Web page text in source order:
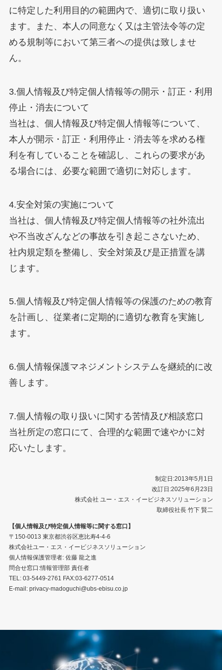
に特定した利用目的の範囲内で、適切に取り扱い
ます。また、本人の同意なく又は主管法令等の定
める規制等において第三者への提供は致しませ
ん。
3.個人情報及び特定個人情報等の開示・訂正・利用
停止・消去について
当社は、個人情報及び特定個人情報等について、
本人が開示・訂正・利用停止・消去等を求める権
利を有していることを確認し、これらの要求があ
る場合には、必要な範囲で適切に対応します。
4.安全対策の実施について
当社は、個人情報及び特定個人情報等の社外流出
や不当改ざんなどの事故を引き起こさないため、
社内規定類を整備し、安全対策及び是正措置を講
じます。
5.個人情報及び特定個人情報等の保護のための教育
を計画し、従業者に定期的に適切な教育を実施し
ます。
6.個人情報保護マネジメントシステムを継続的に改
善します。
7.個人情報の取り扱いに関する苦情及び相談窓口
当社所定の窓口にて、合理的な範囲で速やかに対
応いたします。
制定日:2013年5月1日
改訂日:2025年6月23日
株式会社 ユー・エス・イービジネスソリューション
取締役社長 竹下 賢二
【個人情報及び特定個人情報等に関する窓口】
〒150-0013 東京都渋谷区恵比寿4-4-6
株式会社ユー・エス・イービジネスソリューション
個人情報保護管理者: 佐藤 龍之進
問合せ窓口:情報管理部 責任者
TEL: 03-5449-2761 FAX:03-6277-0514
E-mail: privacy-madoguchi@ubs-ebisu.co.jp